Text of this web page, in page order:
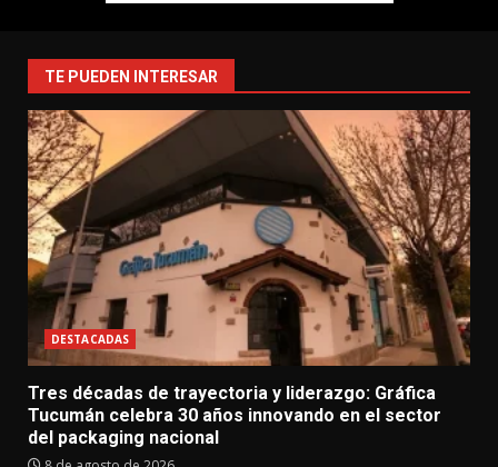
TE PUEDEN INTERESAR
DESTACADAS
Tres décadas de trayectoria y liderazgo: Gráfica
Tucumán celebra 30 años innovando en el sector
del packaging nacional